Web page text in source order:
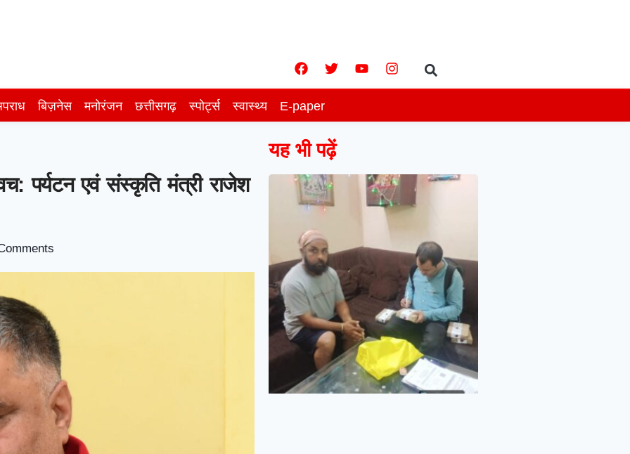
बिज़नेस मनोरंजन छत्तीसगढ़ स्पोर्ट्स स्वास्थ्य E-paper
पर्यटन एवं संस्कृति मंत्री राजेश
यह भी पढ़ें